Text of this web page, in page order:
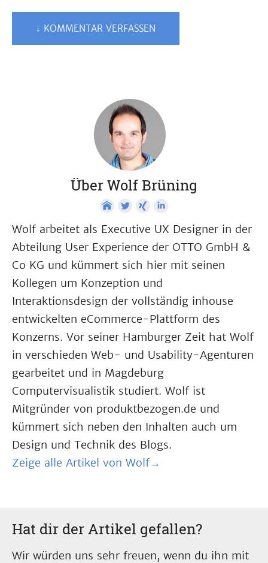
↓ KOMMENTAR VERFASSEN
Über Wolf Brüning
Wolf arbeitet als Executive UX Designer in der
Abteilung User Experience der OTTO GmbH &
Co KG und kümmert sich hier mit seinen
Kollegen um Konzeption und
Interaktionsdesign der vollständig inhouse
entwickelten eCommerce-Plattform des
Konzerns. Vor seiner Hamburger Zeit hat Wolf
in verschieden Web- und Usability-Agenturen
gearbeitet und in Magdeburg
Computervisualistik studiert. Wolf ist
Mitgründer von produktbezogen.de und
kümmert sich neben den Inhalten auch um
Design und Technik des Blogs.
Zeige alle Artikel von Wolf→
Hat dir der Artikel gefallen?
Wir würden uns sehr freuen, wenn du ihn mit